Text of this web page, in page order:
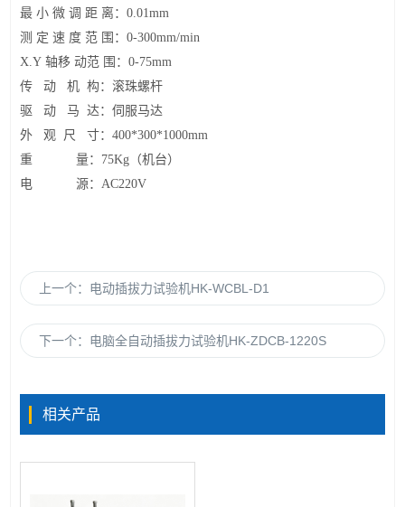
最 小 微 调 距 离：0.01mm
测 定 速 度 范 围：0-300mm/min
X.Y轴移 动范 围：0-75mm
传 动 机 构：滚珠螺杆
驱 动 马 达：伺服马达
外 观 尺 寸：400*300*1000mm
重 量： 75Kg （机台）
电 源：AC220V
上一个： 电动插拔力试验机HK-WCBL-D1
下一个： 电脑全自动插拔力试验机HK-ZDCB-1220S
相关产品